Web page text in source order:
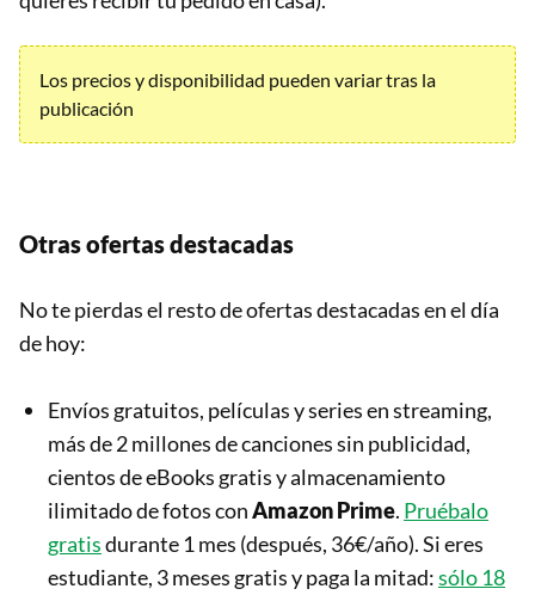
Los precios y disponibilidad pueden variar tras la
publicación
Otras ofertas destacadas
No te pierdas el resto de ofertas destacadas en el día
de hoy:
Envíos gratuitos, películas y series en streaming,
más de 2 millones de canciones sin publicidad,
cientos de eBooks gratis y almacenamiento
ilimitado de fotos conAmazon Prime. Pruébalo
gratisdurante 1 mes (después, 36€/año). Si eres
estudiante, 3 meses gratis y paga la mitad:sólo 18